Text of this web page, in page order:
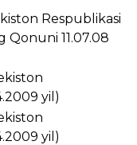
Respublikasi
11.07.08
yil)
yil)